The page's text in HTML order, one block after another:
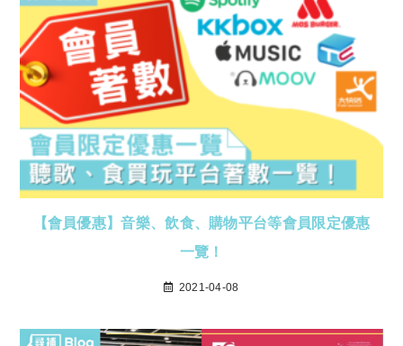
【會員優惠】音樂、飲食、購物平台等會員限定優惠
一覽！
2021-04-08